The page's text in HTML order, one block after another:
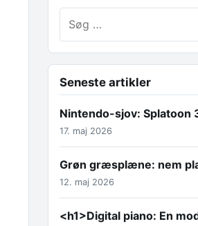
Seneste artikler
Nintendo-sjov: Splatoon
17. maj 2026
Grøn græsplæne: nem
12. maj 2026
<h1>Digital piano: En